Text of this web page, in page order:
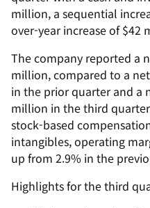
million, a sequential
over-year increase of $42
The company reported a
million, compared to a
in the prior quarter and a
million in the third
stock-based
intangibles, operating
up from 2.9% in the
Highlights for the third